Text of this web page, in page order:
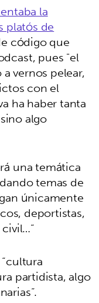
la
platós de
código que
pues "el
vernos pelear,
con el
ha haber tanta
algo
una temática
temas de
únicamente
deportistas,
partidista, algo